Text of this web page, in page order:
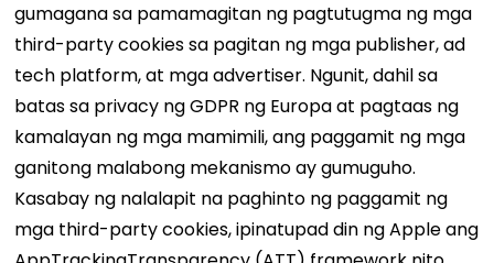
gumagana sa pamamagitan ng pagtutugma ng mga
third-party cookies sa pagitan ng mga publisher, ad
tech platform, at mga advertiser. Ngunit, dahil sa
batas sa privacy ng GDPR ng Europa at pagtaas ng
kamalayan ng mga mamimili, ang paggamit ng mga
ganitong malabong mekanismo ay gumuguho.
Kasabay ng nalalapit na paghinto ng paggamit ng
mga third-party cookies, ipinatupad din ng Apple ang